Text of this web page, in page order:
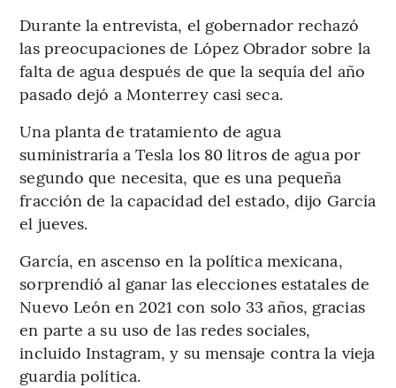
Durante la entrevista, el gobernador rechazó
las preocupaciones de López Obrador sobre la
falta de agua después de que la sequía del año
pasado dejó a Monterrey casi seca.
Una planta de tratamiento de agua
suministraría a Tesla los 80 litros de agua por
segundo que necesita, que es una pequeña
fracción de la capacidad del estado, dijo García
el jueves.
García, en ascenso en la política mexicana,
sorprendió al ganar las elecciones estatales de
Nuevo León en 2021 con solo 33 años, gracias
en parte a su uso de las redes sociales,
incluido Instagram, y su mensaje contra la vieja
guardia política.